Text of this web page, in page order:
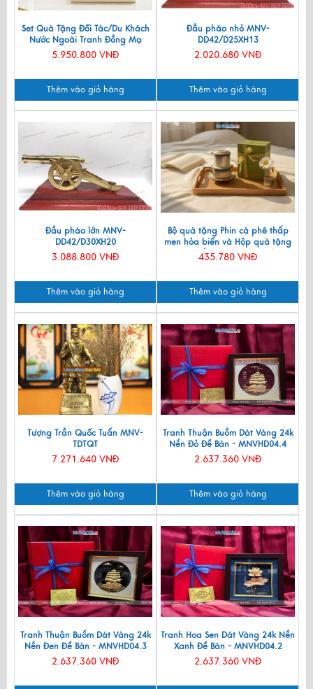
Set Quà Tặng Đối Tác/Du Khách
Nước Ngoài Tranh Đồng Mạ
Vàng 24k & Hộp Trang Sức Sơn
Mài CBQT006/2
5.950.800 VNĐ
Thêm vào giỏ hàng
Đầu pháo nhỏ MNV-
DD42/D25XH13
2.020.680 VNĐ
Thêm vào giỏ hàng
Đầu pháo lớn MNV-
DD42/D30XH20
3.088.800 VNĐ
Thêm vào giỏ hàng
Bộ quà tặng Phin cà phê thấp
men hỏa biến và Hộp quà tặng
cao cấp MNV-CFVH03/2
435.780 VNĐ
Thêm vào giỏ hàng
Tượng Trần Quốc Tuấn MNV-
TDTQT
7.271.640 VNĐ
Thêm vào giỏ hàng
Tranh Thuận Buồm Dát Vàng 24k
Nền Đỏ Để Bàn - MNVHD04.4
2.637.360 VNĐ
Thêm vào giỏ hàng
Tranh Thuận Buồm Dát Vàng 24k
Nền Đen Để Bàn - MNVHD04.3
2.637.360 VNĐ
Tranh Hoa Sen Dát Vàng 24k Nền
Xanh Để Bàn - MNVHD04.2
2.637.360 VNĐ